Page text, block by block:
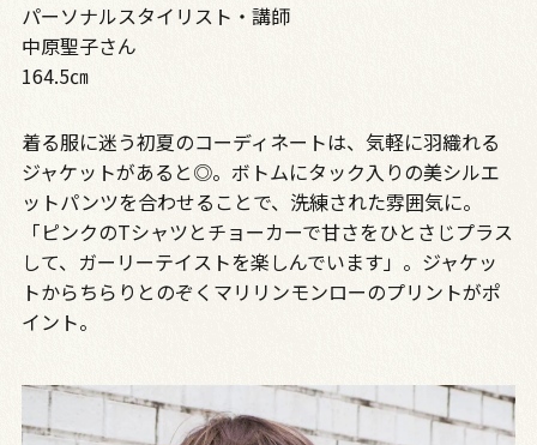
パーソナルスタイリスト・講師
中原聖子さん
164.5㎝
着る服に迷う初夏のコーディネートは、気軽に羽織れる
ジャケットがあると◎。ボトムにタック入りの美シルエ
ットパンツを合わせることで、洗練された雰囲気に。
「ピンクのTシャツとチョーカーで甘さをひとさじプラス
して、ガーリーテイストを楽しんでいます」。ジャケッ
トからちらりとのぞくマリリンモンローのプリントがポ
イント。